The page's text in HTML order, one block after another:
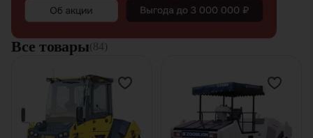
Все товары(84)